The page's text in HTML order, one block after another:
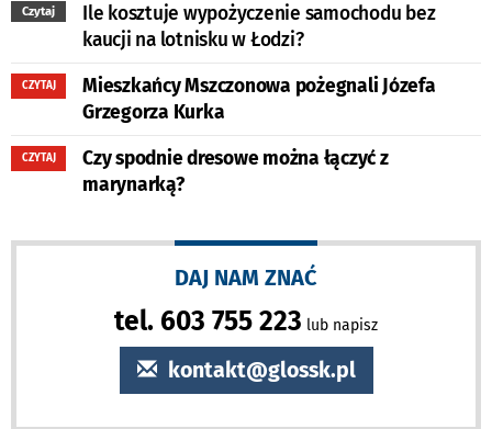
Czytaj
Ile kosztuje wypożyczenie samochodu bez
kaucji na lotnisku w Łodzi?
CZYTAJ
Mieszkańcy Mszczonowa pożegnali Józefa
Grzegorza Kurka
CZYTAJ
Czy spodnie dresowe można łączyć z
marynarką?
DAJ NAM ZNAĆ
tel. 603 755 223 lub napisz
kontakt@glossk.pl